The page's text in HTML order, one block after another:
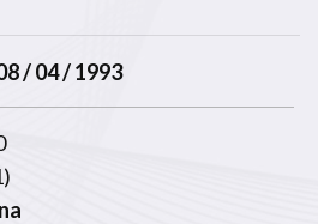
/ 04 / 1993